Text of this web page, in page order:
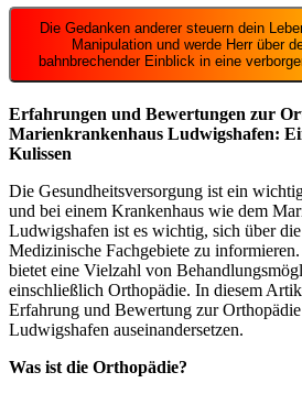
Die Gedanken anderer steuern dein
Manipulation und werde Herr über
bahnbrechender Einblick in eine
Erfahrungen und Bewertungen zur
Marienkrankenhaus Ludwigshafen:
Kulissen
Die Gesundheitsversorgung ist ein
und bei einem Krankenhaus wie dem
Ludwigshafen ist es wichtig, sich über
Medizinische Fachgebiete zu
bietet eine Vielzahl von
einschließlich Orthopädie. In diesem
Erfahrung und Bewertung zur
Ludwigshafen auseinandersetzen.
Was ist die Orthopädie?